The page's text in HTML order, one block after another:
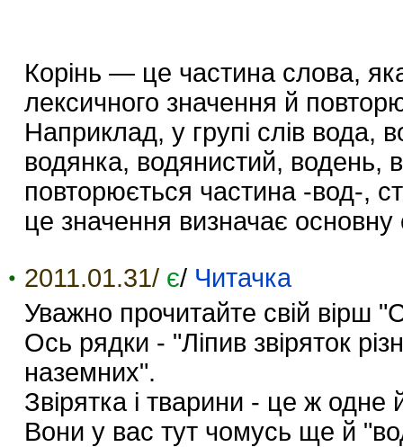
Корінь — це частина слова,
лексичного значення й
Наприклад, у групі слів вода,
водянка, водянистий, водень,
повторюється частина -вод-,
це значення визначає
2011.01.31/ є/ Читачка
Уважно прочитайте свій вірш
Ось рядки - "Ліпив звіряток
наземних".
Звірятка і тварини - це ж одне
Вони у вас тут чомусь ще й